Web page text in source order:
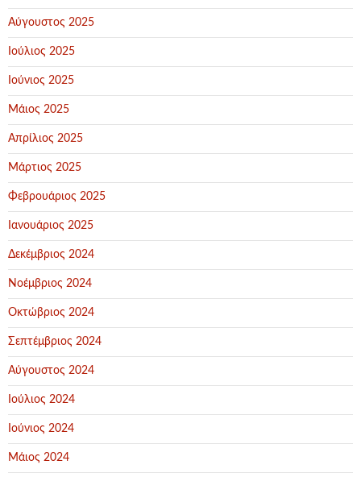
Αύγουστος 2025
Ιούλιος 2025
Ιούνιος 2025
Μάιος 2025
Απρίλιος 2025
Μάρτιος 2025
Φεβρουάριος 2025
Ιανουάριος 2025
Δεκέμβριος 2024
Νοέμβριος 2024
Οκτώβριος 2024
Σεπτέμβριος 2024
Αύγουστος 2024
Ιούλιος 2024
Ιούνιος 2024
Μάιος 2024